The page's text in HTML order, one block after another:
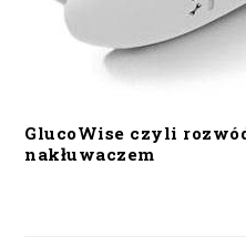
GlucoWise czyli
nakłuwaczem